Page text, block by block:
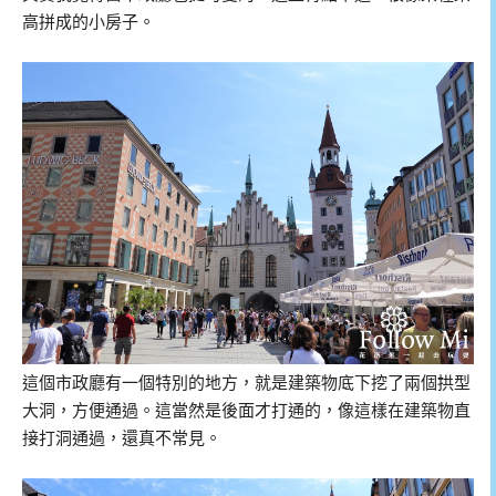
高拼成的小房子。
這個市政廳有一個特別的地方，就是建築物底下挖了兩個拱型
大洞，方便通過。這當然是後面才打通的，像這樣在建築物直
接打洞通過，還真不常見。